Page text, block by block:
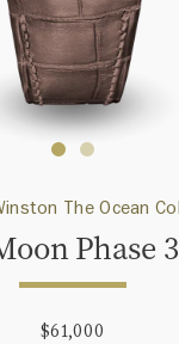
The Ocean
Phase
$61,000